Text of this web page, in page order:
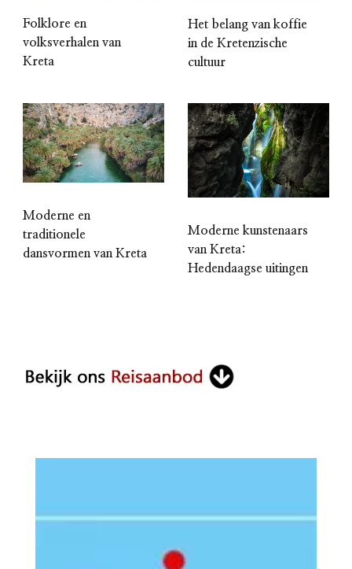
Folklore en
volksverhalen van
Kreta
Het belang van koffie
in de Kretenzische
cultuur
Moderne en
traditionele
dansvormen van Kreta
Moderne kunstenaars
van Kreta:
Hedendaagse uitingen